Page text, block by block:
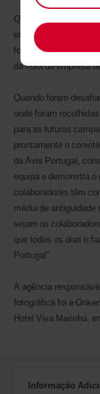
Quatro
empresa e
fotográfica, tendo por
da frota da empresa
Quando foram
onde foram
para as futuras
prontamente o
da Avis Portugal,
equipa e demonstra
colaboradores têm
média de
sejam os
que todos os dias o
Portugal”.
A agência
fotográfica foi a
Hotel Viva Marinha,
Informação